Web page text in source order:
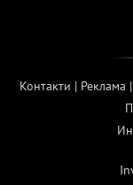
Контакти | Реклама |